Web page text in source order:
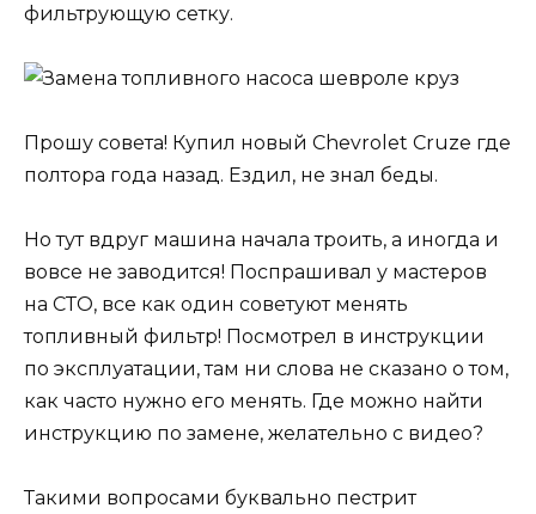
фильтрующую сетку.
Прошу совета! Купил новый Chevrolet Cruze где
полтора года назад. Ездил, не знал беды.
Но тут вдруг машина начала троить, а иногда и
вовсе не заводится! Поспрашивал у мастеров
на СТО, все как один советуют менять
топливный фильтр! Посмотрел в инструкции
по эксплуатации, там ни слова не сказано о том,
как часто нужно его менять. Где можно найти
инструкцию по замене, желательно с видео?
Такими вопросами буквально пестрит